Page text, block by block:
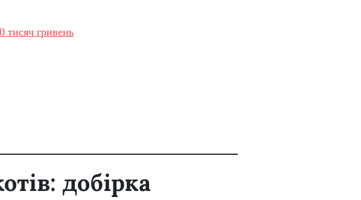
тисяч гривень
добірка